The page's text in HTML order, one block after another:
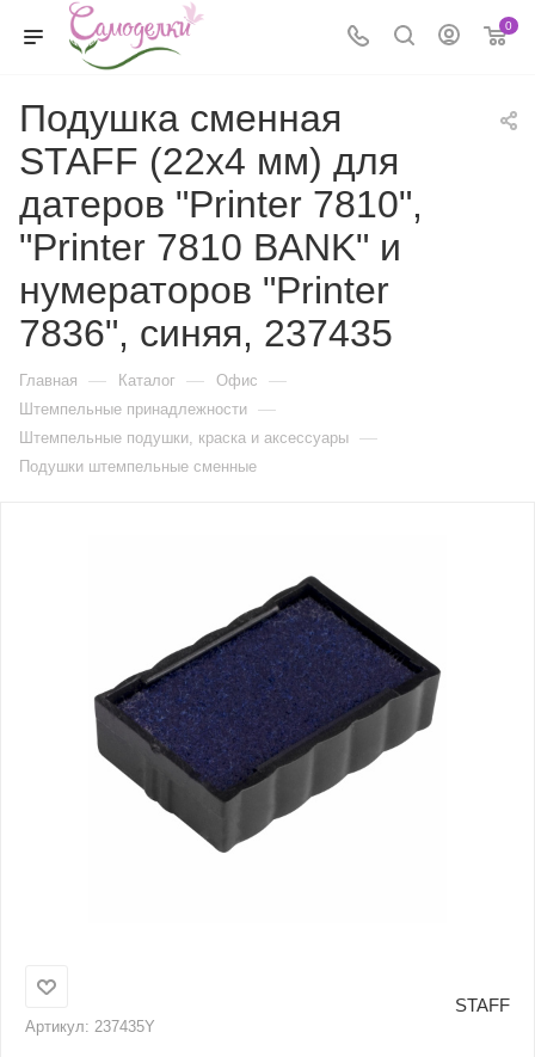
0
Подушка сменная
STAFF (22х4 мм) для
датеров "Printer 7810",
"Printer 7810 BANK" и
нумераторов "Printer
7836", синяя, 237435
Главная — Каталог — Офис —
Штемпельные принадлежности —
Штемпельные подушки, краска и аксессуары —
Подушки штемпельные сменные
Артикул: 237435Y
STAFF